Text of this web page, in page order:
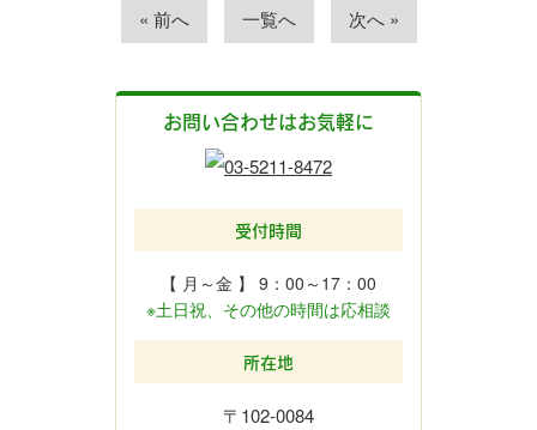
« 前へ 一覧へ 次へ »
お問い合わせはお気軽に
受付時間
【 月～金 】 9：00～17：00
※土日祝、その他の時間は応相談
所在地
〒102-0084